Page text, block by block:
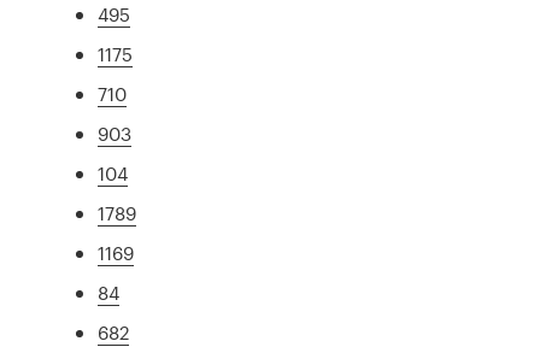
495
1175
710
903
104
1789
1169
84
682